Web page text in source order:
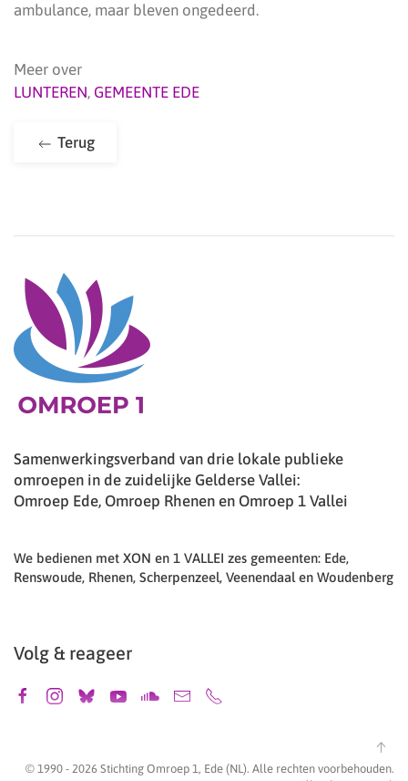
ambulance, maar bleven ongedeerd.
Meer over
LUNTEREN, GEMEENTE EDE
Terug
Samenwerkingsverband van drie lokale publieke
omroepen in de zuidelijke Gelderse Vallei:
Omroep Ede, Omroep Rhenen en Omroep 1 Vallei
We bedienen met XON en 1 VALLEI zes gemeenten: Ede,
Renswoude, Rhenen, Scherpenzeel, Veenendaal en Woudenberg
Volg & reageer
© 1990 - 2026 Stichting Omroep 1, Ede (NL). Alle rechten voorbehouden.